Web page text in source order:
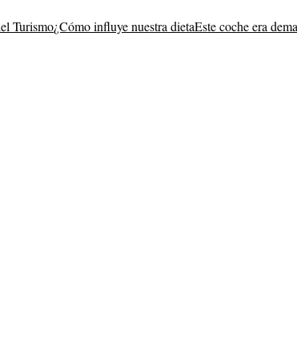
Turismo¿Cómo influye nuestra dietaEste coche era